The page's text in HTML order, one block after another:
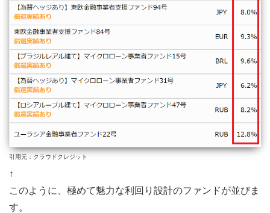
引用元：クラウドクレジット
↑
このように、極めて魅力な利回り設計のファンドが並びま
す。